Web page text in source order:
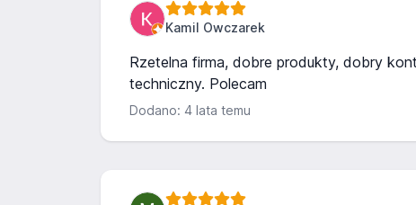
Kamil Owczarek
Rzetelna firma, dobre produkty, dobry
techniczny. Polecam
Dodano: 4 lata temu